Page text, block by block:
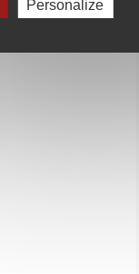
Personalize